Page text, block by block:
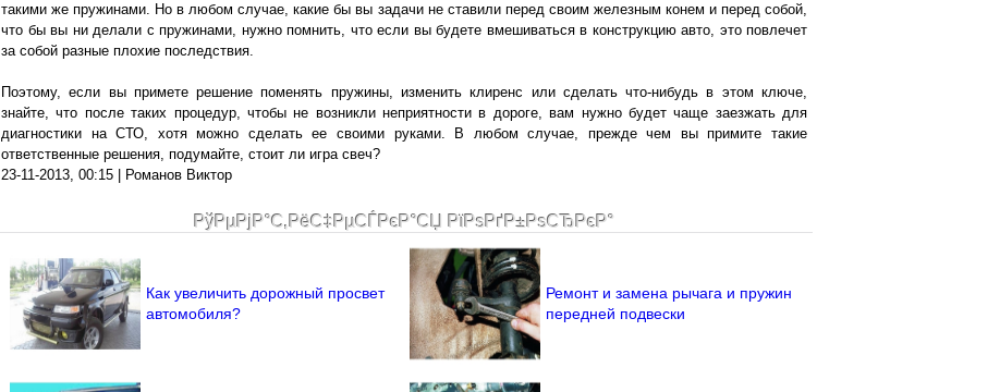
такими же пружинами. Но в любом случае, какие бы вы задачи не ставили перед своим железным конем и перед собой,
что бы вы ни делали с пружинами, нужно помнить, что если вы будете вмешиваться в конструкцию авто, это повлечет
за собой разные плохие последствия.
Поэтому, если вы примете решение поменять пружины, изменить клиренс или сделать что-нибудь в этом ключе,
знайте, что после таких процедур, чтобы не возникли неприятности в дороге, вам нужно будет чаще заезжать для
диагностики на СТО, хотя можно сделать ее своими руками. В любом случае, прежде чем вы примите такие
ответственные решения, подумайте, стоит ли игра свеч?
23-11-2013, 00:15 | Романов Виктор
РўРµРјР°С‚РёС‡РµСЃРєР°СЏ РїРѕРґР±РѕСЂРєР°
Как увеличить дорожный просвет
автомобиля?
Ремонт и замена рычага и пружин
передней подвески